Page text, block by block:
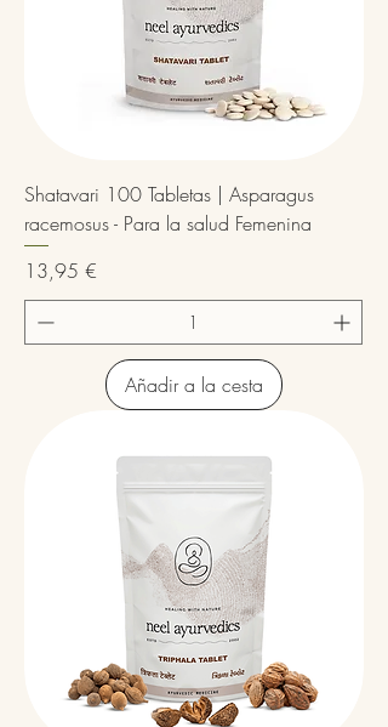
Shatavari 100 Tabletas | Asparagus
racemosus - Para la salud Femenina
Precio
13,95 €
Añadir a la cesta